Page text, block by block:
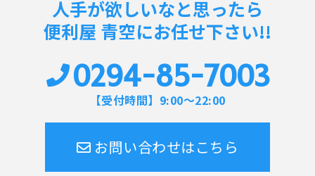
人手が欲しいなと思ったら
便利屋 青空にお任せ下さい!!
0294-85-7003
【受付時間】9:00～22:00
お問い合わせはこちら